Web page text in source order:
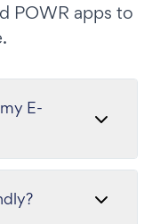
POWR apps to
E-